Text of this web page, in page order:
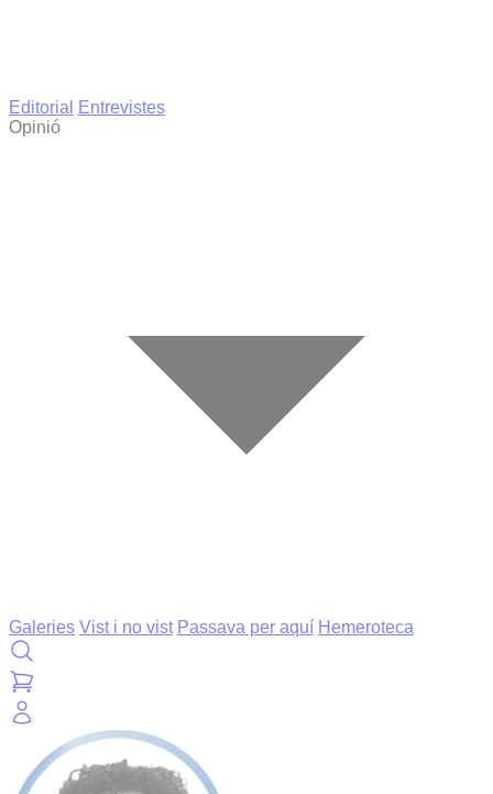
Editorial
Entrevistes
Opinió
Galeries Vist i no vist Passava per aquí Hemeroteca